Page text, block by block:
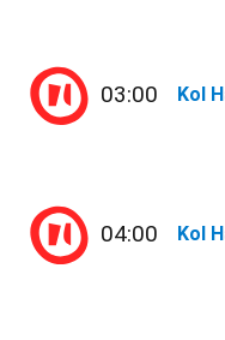
03:00 Kol
04:00 Kol